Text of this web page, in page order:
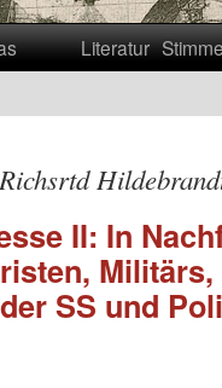
Literatur
Richsrtd
II: In
SS und